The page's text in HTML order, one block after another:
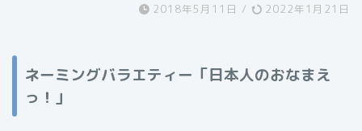
2018年5月11日 / 2022年1月21日
ネーミングバラエティー「日本人のおなまえ
っ！」